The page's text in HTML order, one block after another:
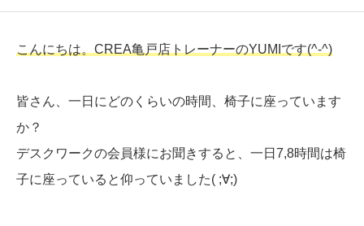
こんにちは。CREA亀戸店トレーナーのYUMIです(^-^)
皆さん、一日にどのくらいの時間、椅子に座っています
か？
デスクワークの会員様にお聞きすると、一日7,8時間は椅
子に座っていると仰っていました( ;∀;)